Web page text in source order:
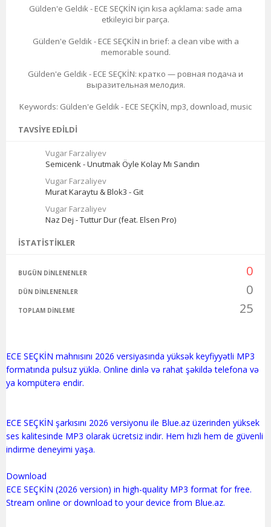
Gülden'e Geldik - ECE SEÇKİN için kısa açıklama: sade ama
etkileyici bir parça.
Gülden'e Geldik - ECE SEÇKİN in brief: a clean vibe with a
memorable sound.
Gülden'e Geldik - ECE SEÇKİN: кратко — ровная подача и
выразительная мелодия.
Keywords: Gülden'e Geldik - ECE SEÇKİN, mp3, download, music
TAVSIYE EDILDI
Vugar Farzaliyev
Semicenk - Unutmak Öyle Kolay Mı Sandın
Vugar Farzaliyev
Murat Karaytu & Blok3 - Git
Vugar Farzaliyev
Naz Dej - Tuttur Dur (feat. Elsen Pro)
İSTATISTIKLER
BUGÜN DINLENENLER 0
DÜN DINLENENLER 0
TOPLAM DINLEME 25
ECE SEÇKİN mahnısını 2026 versiyasında yüksək keyfiyyətli MP3
formatında pulsuz yüklə. Online dinlə və rahat şəkildə telefona və
ya kompüterə endir.
ECE SEÇKİN şarkısını 2026 versiyonu ile Blue.az üzerinden yüksek
ses kalitesinde MP3 olarak ücretsiz indir. Hem hızlı hem de güvenli
indirme deneyimi yaşa.
Download
ECE SEÇKİN (2026 version) in high-quality MP3 format for free.
Stream online or download to your device from Blue.az.